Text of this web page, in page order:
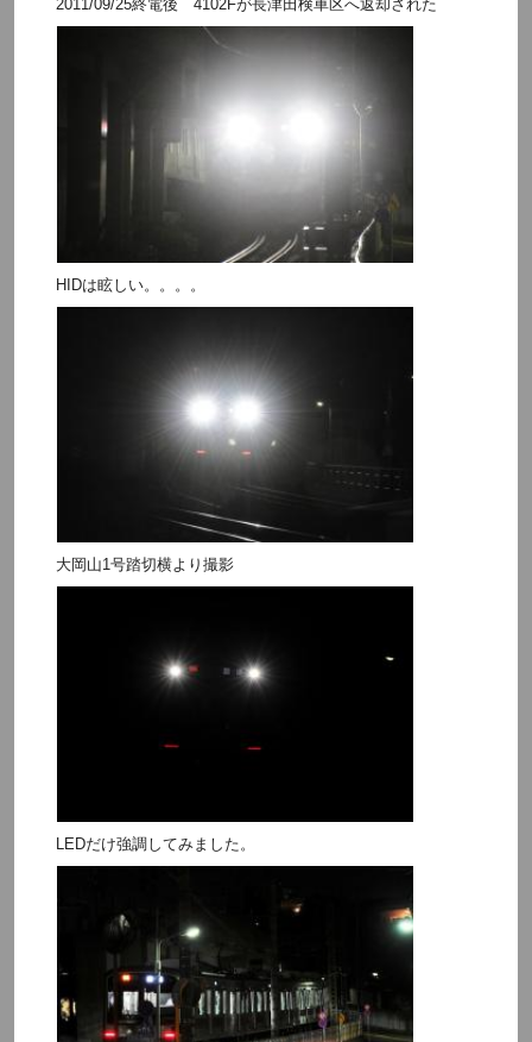
2011/09/25終電後 4102Fが長津田検車区へ返却された
HIDは眩しい。。。。
大岡山1号踏切横より撮影
LEDだけ強調してみました。